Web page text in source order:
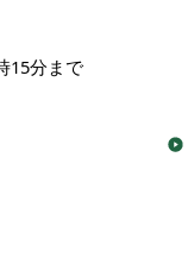
15分まで